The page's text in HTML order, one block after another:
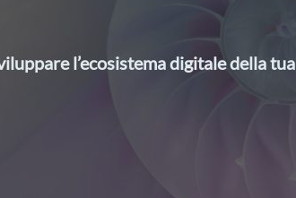
l’ecosistema digitale della